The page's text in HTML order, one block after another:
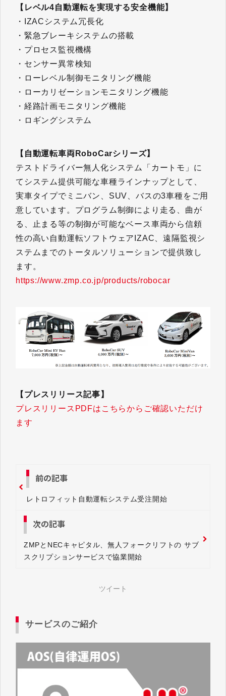
【レベル4自動運転を実現する安全機能】
・IZACシステム冗長化
・緊急ブレーキシステムの搭載
・プロセス監視機構
・センサー異常検知
・ローレベル制御モニタリング機能
・ローカリゼーションモニタリング機能
・経路計画モニタリング機能
・ロギングシステム
【自動運転車両RoboCarシリーズ】
テストドライバー無人化システム「カートモ」に
てシステム提供可能な車種ラインナップとして、
実車タイプでミニバン、SUV、バスの3車種をご用
意しています。プログラム制御により走る、曲が
る、止まる等の制御が可能なベース車両から信頼
性の高い自動運転ソフトウェアIZAC、遠隔監視シ
ステムまでのトータルソリューションで提供致し
ます。
https://www.zmp.co.jp/products/robocar
【プレスリリース記事】
プレスリリースPDFはこちらからご確認いただけ
ます
前の記事
レトロフィット自動運転システム受注開始
次の記事
ZMPとNECキャピタル、無人フォークリフトの サブ
スクリプションサービスで協業開始
ツイート
サービスのご紹介